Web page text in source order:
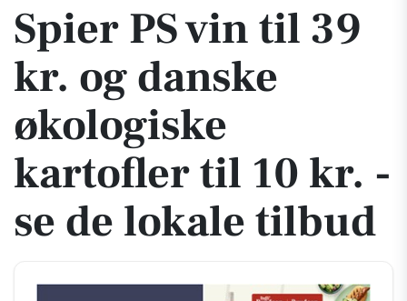
Spier PS vin til 39
kr. og danske
økologiske
kartofler til 10 kr. -
se de lokale tilbud